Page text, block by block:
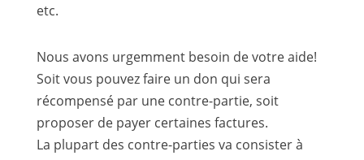
etc.
Nous avons urgemment besoin de votre aide!
Soit vous pouvez faire un don qui sera
récompensé par une contre-partie, soit
proposer de payer certaines factures.
La plupart des contre-parties va consister à